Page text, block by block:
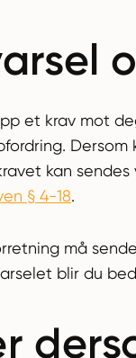
et krav mot
kan
§ 4-18.
må
blir du